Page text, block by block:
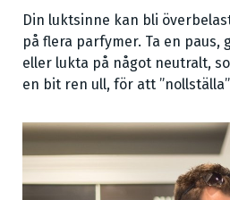
Din luktsinne kan bli
på flera parfymer. Ta en paus,
eller lukta på något neutralt,
en bit ren ull, för att